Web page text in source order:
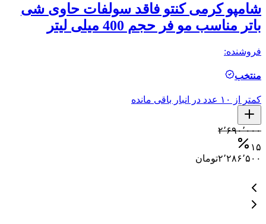
شامپو کرمی کنتو فاقد سولفات حاوی شی
باتر مناسب مو فر حجم 400 میلی لیتر
فروشنده:
منتخب
کمتر از ۱۰ عدد در انبار باقی مانده
۲٬۶۹۰٬۰۰۰
۱۵
۲٬۲۸۶٬۵۰۰تومان